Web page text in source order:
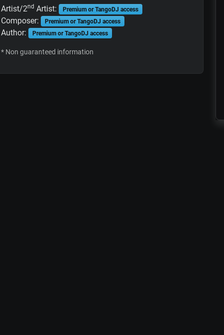
Artist/2nd Artist: Premium or TangoDJ access
Composer: Premium or TangoDJ access
Author: Premium or TangoDJ access
* Non guaranteed information